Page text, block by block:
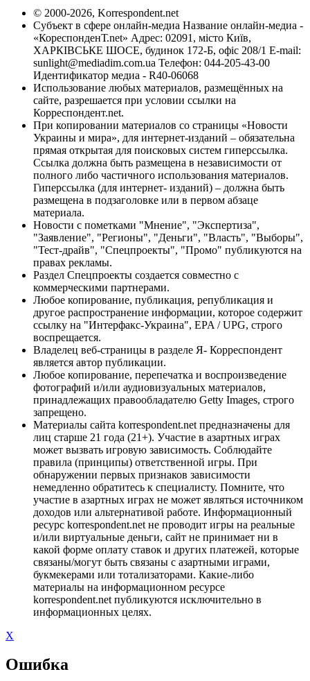
© 2000-2026, Korrespondent.net
Субъект в сфере онлайн-медиа Название онлайн-медиа -
«КореспонденТ.net» Адрес: 02091, місто Київ,
ХАРКІВСЬКЕ ШОСЕ, будинок 172-Б, офіс 208/1 E-mail:
sunlight@mediadim.com.ua Телефон: 044-205-43-00
Идентификатор медиа - R40-06068
Использование любых материалов, размещённых на
сайте, разрешается при условии ссылки на
Корреспондент.net.
При копировании материалов со страницы «Новости
Украины и мира», для интернет-изданий – обязательна
прямая открытая для поисковых систем гиперссылка.
Ссылка должна быть размещена в независимости от
полного либо частичного использования материалов.
Гиперссылка (для интернет- изданий) – должна быть
размещена в подзаголовке или в первом абзаце
материала.
Новости с пометками "Мнение", "Экспертиза",
"Заявление", "Регионы", "Деньги", "Власть", "Выборы",
"Тест-драйв", "Спецпроекты", "Промо" публикуются на
правах рекламы.
Раздел Спецпроекты создается совместно с
коммерческими партнерами.
Любое копирование, публикация, републикация и
другое распространение информации, которое содержит
ссылку на "Интерфакс-Украина", EPA / UPG, строго
воспрещается.
Владелец веб-страницы в разделе Я- Корреспондент
является автор публикации.
Любое копирование, перепечатка и воспроизведение
фотографий и/или аудиовизуальных материалов,
принадлежащих правообладателю Getty Images, строго
запрещено.
Материалы сайта korrespondent.net предназначены для
лиц старше 21 года (21+). Участие в азартных играх
может вызвать игровую зависимость. Соблюдайте
правила (принципы) ответственной игры. При
обнаружении первых признаков зависимости
немедленно обратитесь к специалисту. Помните, что
участие в азартных играх не может являться источником
доходов или альтернативой работе. Информационный
ресурс korrespondent.net не проводит игры на реальные
и/или виртуальные деньги, сайт не принимает ни в
какой форме оплату ставок и других платежей, которые
связаны/могут быть связаны с азартными играми,
букмекерами или тотализаторами. Какие-либо
материалы на информационном ресурсе
korrespondent.net публикуются исключительно в
информационных целях.
X
Ошибка